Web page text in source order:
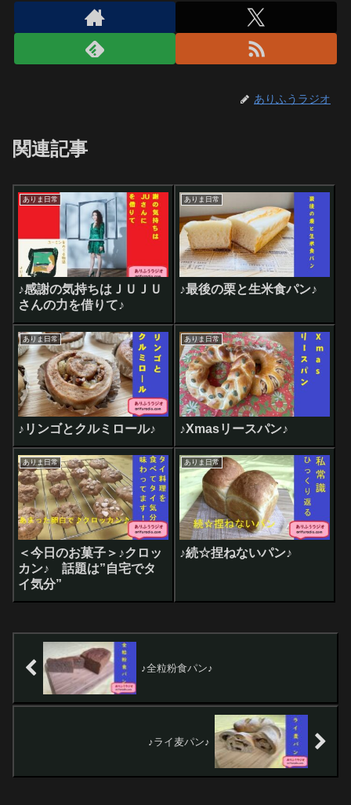
ありふうラジオ
関連記事
ありま日常
♪感謝の気持ちはＪＵＪＵ
さんの力を借りて♪
ありま日常
♪最後の栗と生米食パン♪
ありま日常
♪リンゴとクルミロール♪
ありま日常
♪Xmasリースパン♪
ありま日常
＜今日のお菓子＞♪クロッ
カン♪ 話題は”自宅でタ
イ気分”
ありま日常
♪続☆捏ねないパン♪
♪全粒粉食パン♪
♪ライ麦パン♪